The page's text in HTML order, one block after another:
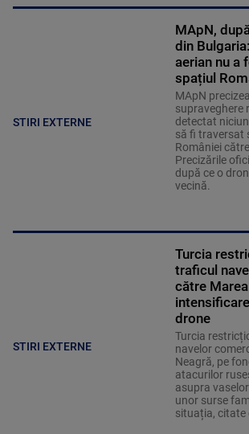
STIRI EXTERNE
MApN,
din
aerian nu a
spațiul
MApN
supraveghere
detectat
să fi traversat
României
Precizările
după ce o
vecină.
STIRI EXTERNE
Turcia
traficul
către
drone
Turcia
navelor
Neagră, pe
atacurilor
asupra
unor surse
situația, citate